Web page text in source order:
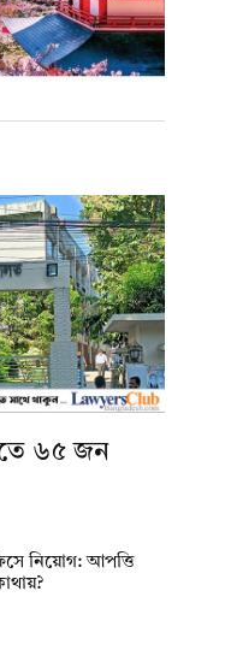
৬৫ জন
নিয়োগ: আপত্তি